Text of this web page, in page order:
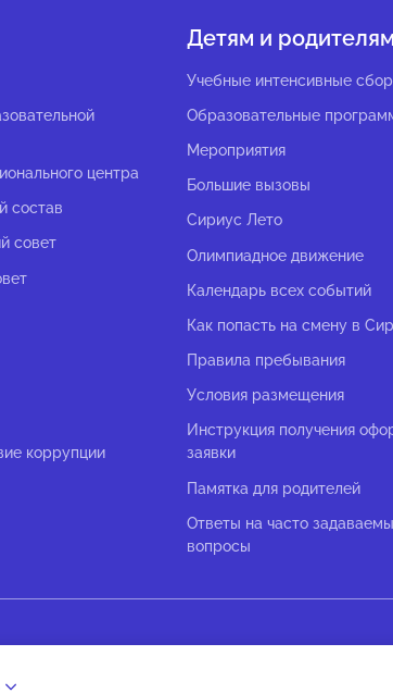
центра
состав
совет
коррупции
Детям и родителям
Учебные интенсивные
Образовательные
Мероприятия
Большие вызовы
Сириус Лето
Олимпиадное движение
Календарь всех событий
Как попасть на смену в
Правила пребывания
Условия размещения
Инструкция получения
заявки
Памятка для родителей
Ответы на часто
вопросы